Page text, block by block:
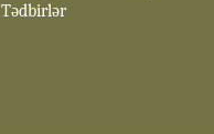
Tədbirlər